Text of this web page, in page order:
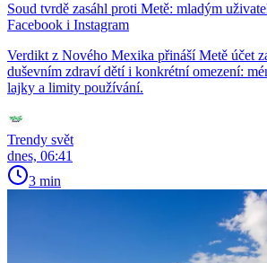
Soud tvrdě zasáhl proti Metě: mladým
Facebook i Instagram
Verdikt z Nového Mexika přináší Metě účet
duševním zdraví dětí i konkrétní omezení:
lajky a limity používání.
Trendy svět
dnes, 06:41
3 min